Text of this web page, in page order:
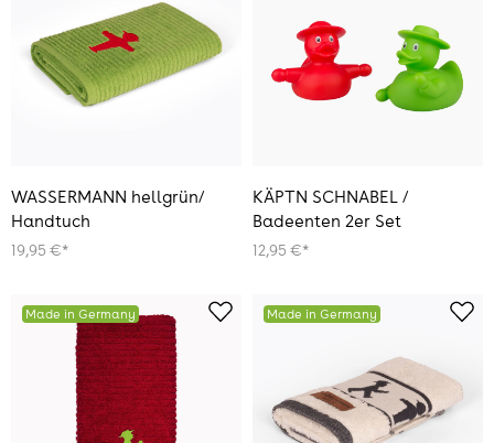
WASSERMANN hellgrün/
Handtuch
19,95 €*
KÄPTN SCHNABEL /
Badeenten 2er Set
12,95 €*
Made in Germany Made in Germany